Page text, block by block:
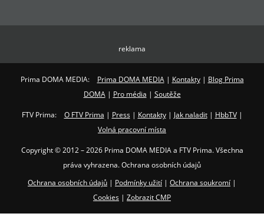
reklama
Prima DOMA MEDIA: Prima DOMA MEDIA| Kontakty| Blog Prima
DOMA| Pro média | Soutěže
FTV Prima: O FTV Prima | Press| Kontakty| Jak naladit| HbbTV|
Volná pracovní místa
Copyright © 2012 – 2026 Prima DOMA MEDIA a FTV Prima. Všechna
práva vyhrazena. Ochrana osobních údajů
Ochrana osobních údajů | Podmínky užití | Ochrana soukromí |
Cookies | Zobrazit CMP